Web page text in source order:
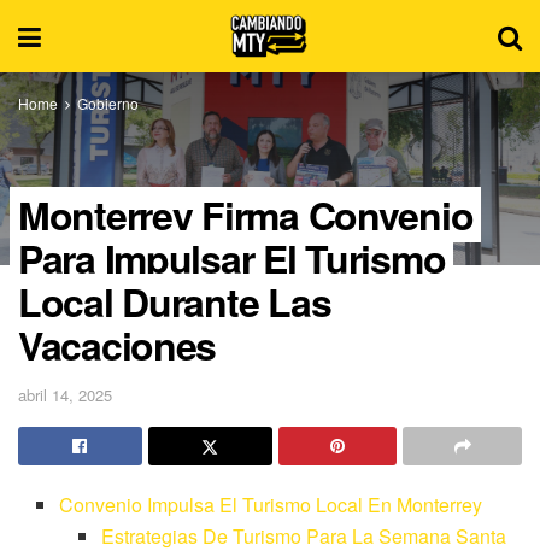
Home Gobierno
Monterrey Firma Convenio
Para Impulsar El Turismo
Local Durante Las
Vacaciones
abril 14, 2025
Convenio Impulsa El Turismo Local En Monterrey
Estrategias De Turismo Para La Semana Santa